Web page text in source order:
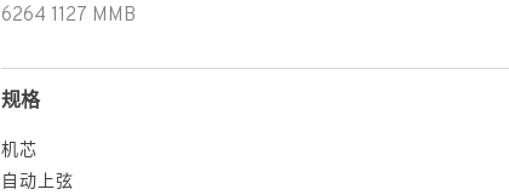
6264 1127 MMB
规格
机芯
自动上弦